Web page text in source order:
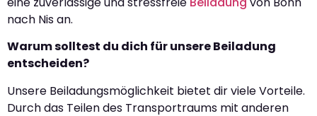
nach Nis an.
Warum solltest du dich für unsere Beiladung
entscheiden?
Unsere Beiladungsmöglichkeit bietet dir viele Vorteile.
Durch das Teilen des Transportraums mit anderen